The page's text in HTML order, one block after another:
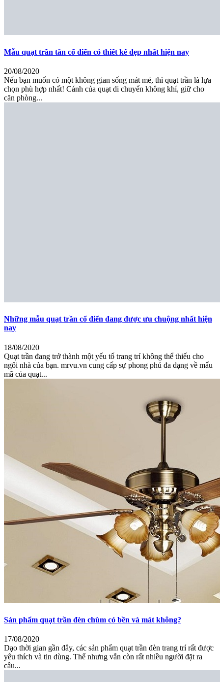
Mẫu quạt trần tân cổ điển có thiết kế đẹp nhất hiện nay
20/08/2020
Nếu bạn muốn có một không gian sống mát mẻ, thì quạt trần là lựa
chọn phù hợp nhất! Cánh của quạt di chuyển không khí, giữ cho
căn phòng...
Những mẫu quạt trần cổ điển đang được ưu chuộng nhất hiện
nay
18/08/2020
Quạt trần đang trở thành một yếu tố trang trí không thể thiếu cho
ngôi nhà của bạn. mrvu.vn cung cấp sự phong phú đa dạng về mẩu
mã của quạt...
Sản phẩm quạt trần đèn chùm có bền và mát không?
17/08/2020
Dạo thời gian gần đây, các sản phẩm quạt trần đèn trang trí rất được
yêu thích và tin dùng. Thế nhưng vẫn còn rất nhiều người đặt ra
câu...